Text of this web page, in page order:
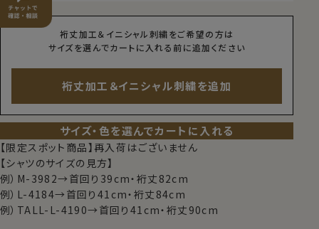
裄丈加工＆イニシャル刺繍をご希望の方は
サイズを選んでカートに入れる前に追加ください
裄丈加工＆イニシャル刺繍を追加
サイズ・色を選んでカートに入れる
【限定スポット商品】再入荷はございません
【シャツのサイズの見方】
例）M-3982→首回り39cm・裄丈82cm
例）L-4184→首回り41cm・裄丈84cm
例）TALL-L-4190→首回り41cm・裄丈90cm